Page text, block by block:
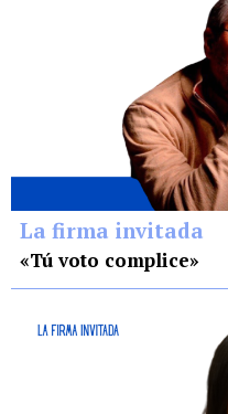
La firma invitada
«Tú voto complice»